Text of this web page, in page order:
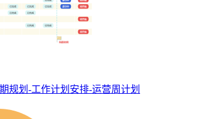
规划-工作计划安排-运营周计划